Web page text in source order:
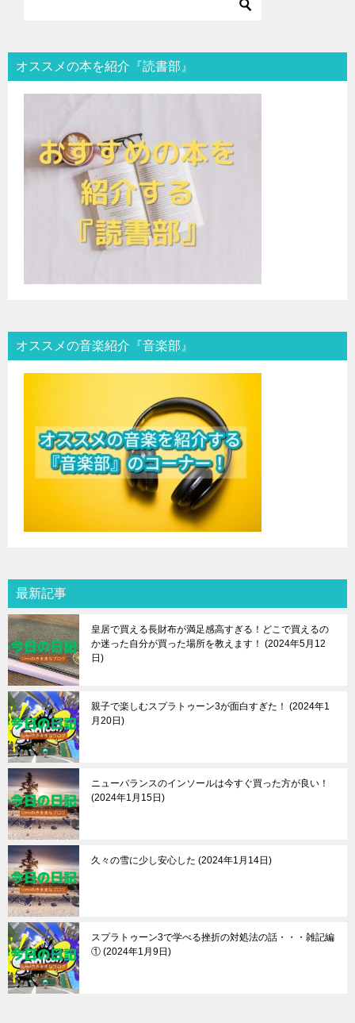
オススメの本を紹介『読書部』
オススメの音楽紹介『音楽部』
最新記事
皇居で買える長財布が満足感高すぎる！どこで買えるの
か迷った自分が買った場所を教えます！
2024年5月12
日
親子で楽しむスプラトゥーン3が面白すぎた！
2024年1
月20日
ニューバランスのインソールは今すぐ買った方が良い！
2024年1月15日
久々の雪に少し安心した 2024年1月14日
スプラトゥーン3で学べる挫折の対処法の話・・・雑記編
① 2024年1月9日